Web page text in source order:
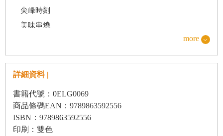
尖峰時刻
美味串燒
天婦羅
我愛連鎖店
怪腔怪調的片假名
壽司
牛排對決豬排
more
詳細資料 |
書籍代號：0ELG0069
商品條碼EAN：9789863592556
ISBN：9789863592556
印刷：雙色